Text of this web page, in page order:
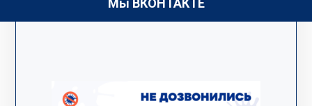
Мы ВКОНТАКТЕ